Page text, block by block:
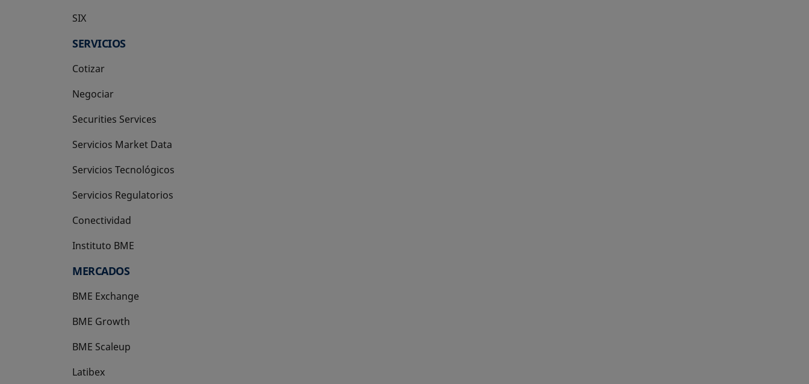
SIX
se abre en una pestaña nueva
SERVICIOS
Cotizar
Negociar
Securities Services
Servicios Market Data
Servicios Tecnológicos
Servicios Regulatorios
Conectividad
Instituto BME
se abre en una pestaña nueva
MERCADOS
BME Exchange
BME Growth
se abre en una pestaña nueva
BME Scaleup
se abre en una pestaña nueva
Latibex
se abre en una pestaña nueva